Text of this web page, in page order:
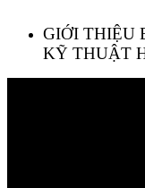
GIỚI THIỆU
KỸ THUẬT